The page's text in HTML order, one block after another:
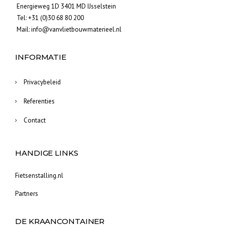
Energieweg 1D 3401 MD IJsselstein
Tel:+31 (0)30 68 80 200
Mail:info@vanvlietbouwmaterieel.nl
INFORMATIE
Privacybeleid
Referenties
Contact
HANDIGE LINKS
Fietsenstalling.nl
Partners
DE KRAANCONTAINER